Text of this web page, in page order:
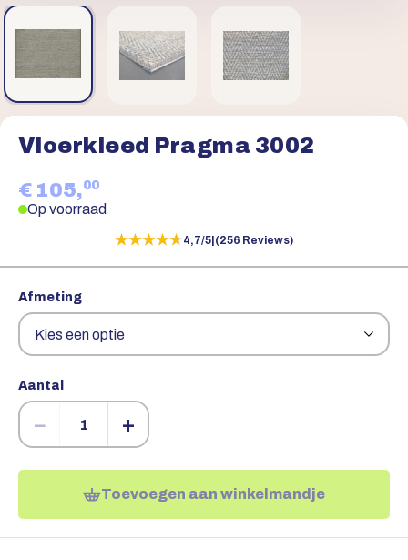
Vloerkleed Pragma 3002
€ 105,00
Op voorraad
★★★★★
★★★★★4,7/5 (256 Reviews)
Afmeting
Aantal
− +
Toevoegen aan winkelmandje